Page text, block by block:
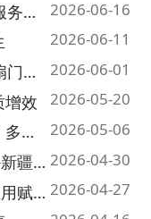
2026-06-01
有事！
2026-05-20
2026-05-06
史记录
2026-04-30
东联湾区智造西拓中亚市场——新疆克州乌恰县在广州举行2026年招商推介会
2026-04-27
克州推动招投标领域人工智能应用赋能营商环境提质增效
2026-04-09
2026-04-03
南疆首个！外汇管理业务下放乌恰县 县域金融托举丝路通道